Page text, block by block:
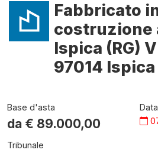
Fabbricato
costruzione
Ispica (RG)
97014 Ispica
Base d'asta
da € 89.000,00
Tribunale